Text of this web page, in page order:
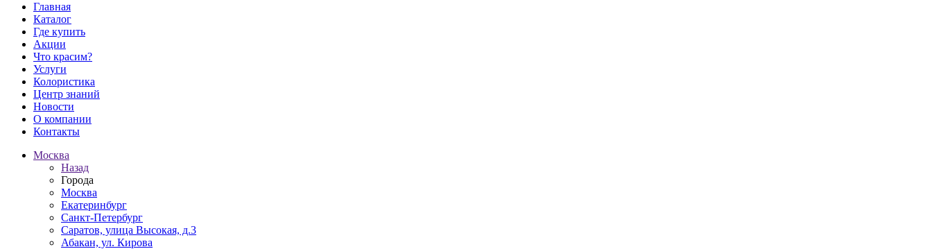
Главная
Каталог
Где купить
Акции
Что красим?
Услуги
Колористика
Центр знаний
Новости
О компании
Контакты
Москва
Назад
Города
Москва
Екатеринбург
Санкт-Петербург
Саратов, улица Высокая, д.3
Абакан, ул. Кирова